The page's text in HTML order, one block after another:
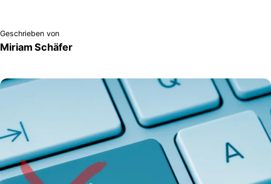
Geschrieben von
Miriam Schäfer